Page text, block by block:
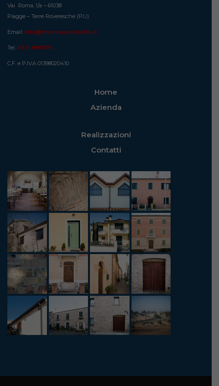
Vai Roma, 1/a – 61038
Piagge – Terre Roveresche (PU)
Email: info@impresaocchialini.it
Tel: 0721 890176
C.F. e P.IVA 01398020410
Home
Azienda
Realizzazioni
Contatti